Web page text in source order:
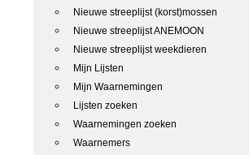
Nieuwe streeplijst (korst)mossen
Nieuwe streeplijst ANEMOON
Nieuwe streeplijst weekdieren
Mijn Lijsten
Mijn Waarnemingen
Lijsten zoeken
Waarnemingen zoeken
Waarnemers